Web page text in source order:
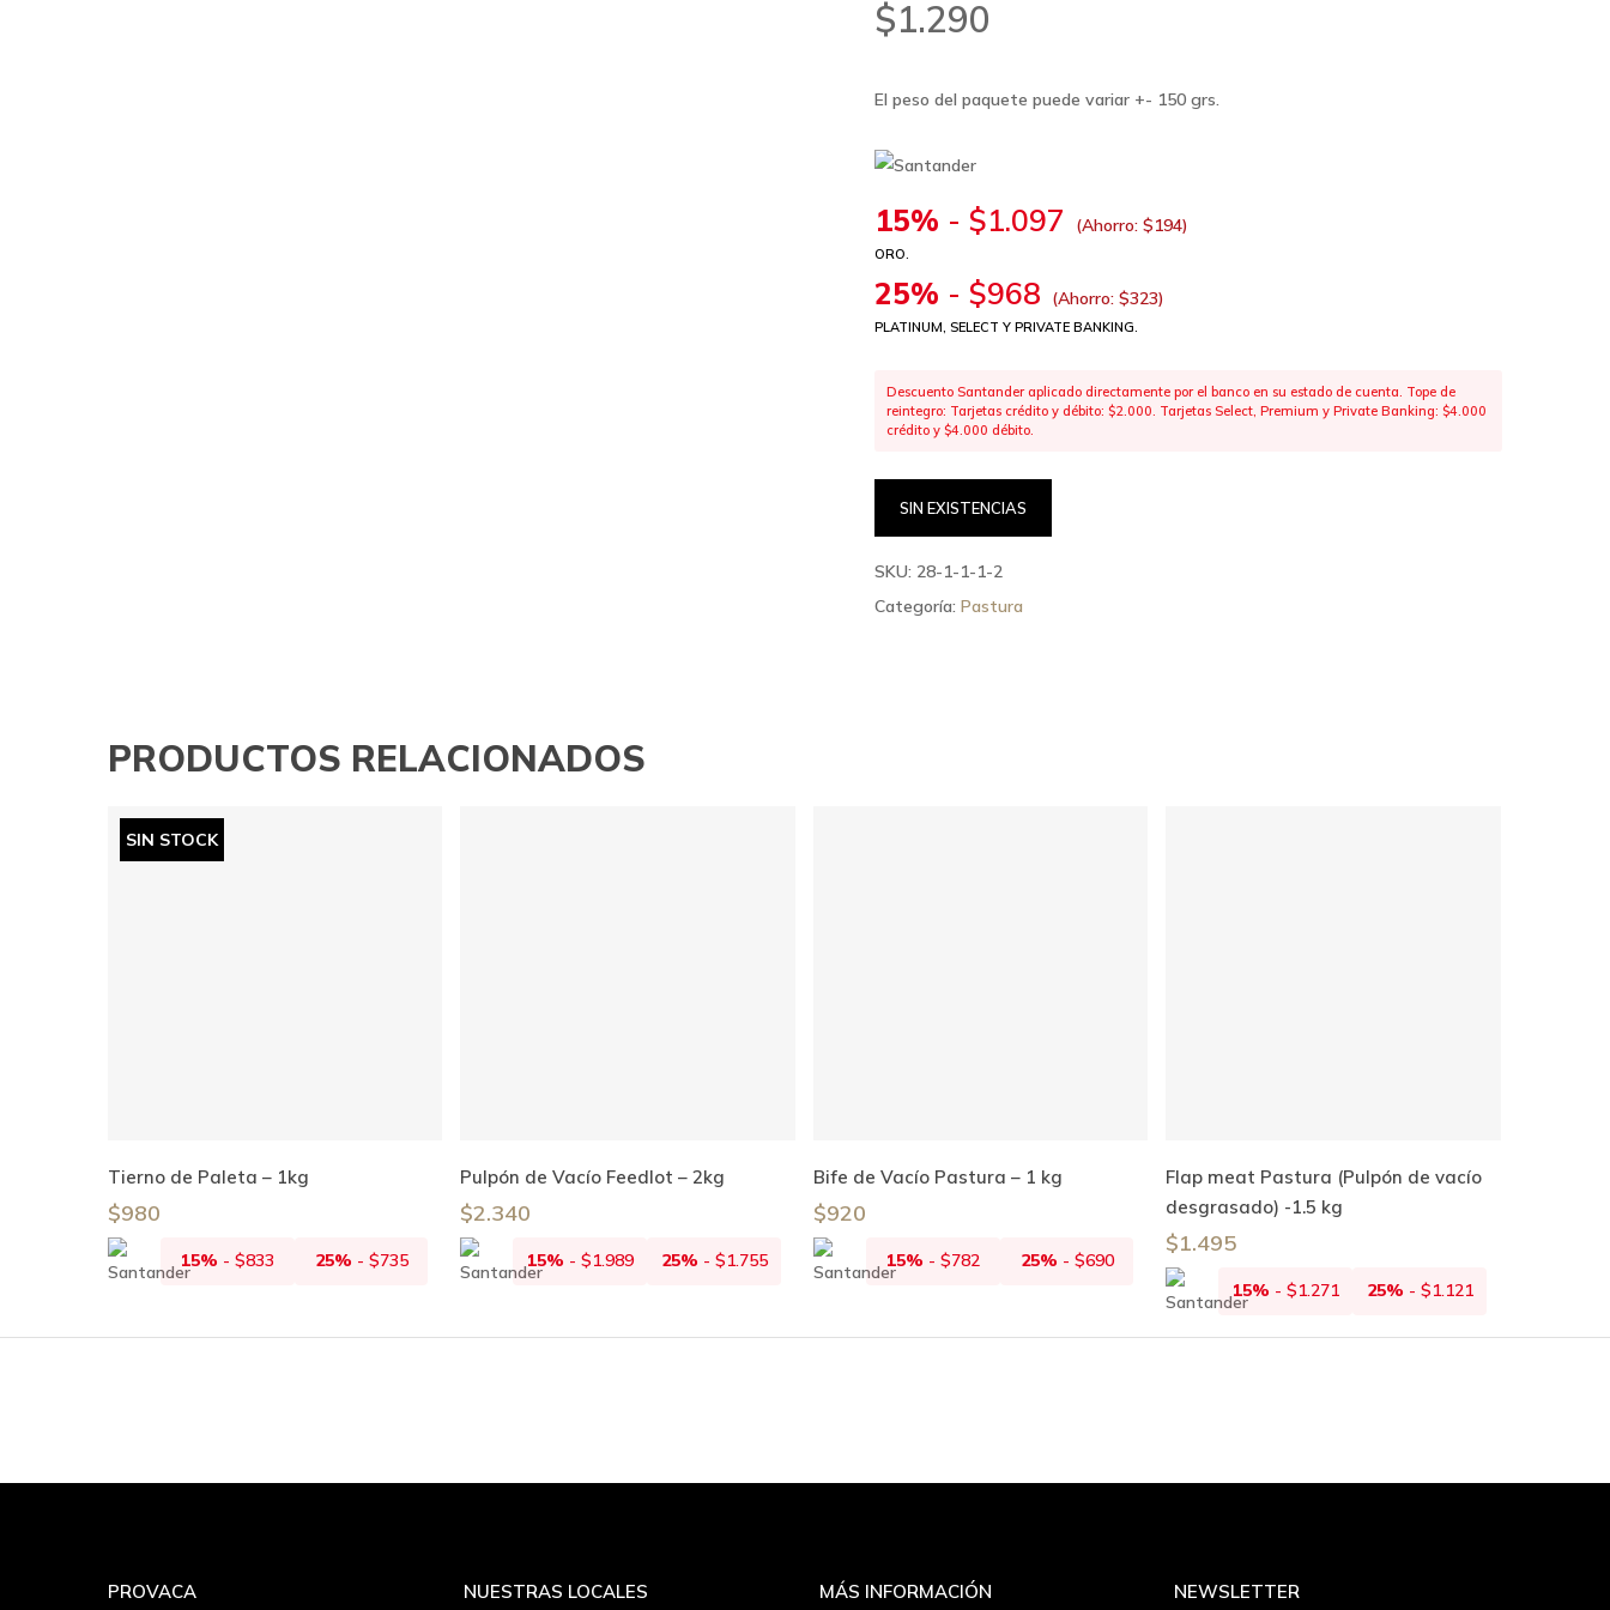
$1.290
El peso del paquete puede variar +- 150 grs.
15% -$1.097 (Ahorro:$194)
ORO.
25% -$968 (Ahorro:$323)
PLATINUM, SELECT Y PRIVATE BANKING.
Descuento Santander aplicado directamente por el banco en su estado de cuenta. Tope de
reintegro: Tarjetas crédito y débito: $2.000. Tarjetas Select, Premium y Private Banking: $4.000
crédito y $4.000 débito.
SIN EXISTENCIAS
SKU: 28-1-1-1-2
Categoría:Pastura
PRODUCTOS RELACIONADOS
SIN STOCK
Leer Más
Tierno de Paleta – 1kg
$980
15% - $833 25% - $735
Añadir Al Carrito
Pulpón de Vacío Feedlot – 2kg
$2.340
15% - $1.989 25% - $1.755
Añadir Al Carrito
Bife de Vacío Pastura – 1 kg
$920
15% - $782 25% - $690
Añadir Al Carrito
Flap meat Pastura (Pulpón de vacío
desgrasado) -1.5 kg
$1.495
15% - $1.271 25% - $1.121
PROVACA NUESTRAS LOCALES MÁS INFORMACIÓN NEWSLETTER